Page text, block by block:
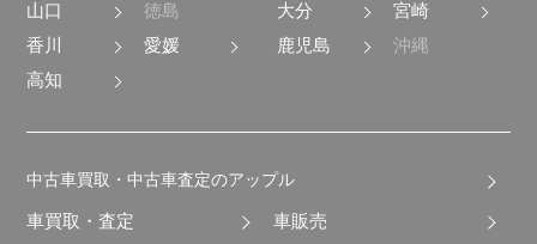
山口
徳島
香川
愛媛
高知
大分
宮崎
鹿児島
沖縄
中古車買取・中古車査定のアップル
車買取・査定 車販売